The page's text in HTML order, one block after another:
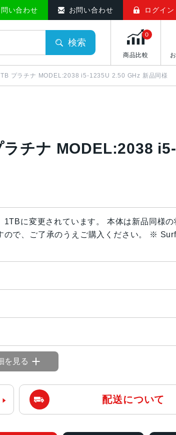
ット
い合わせ お問い合わせ ログイン
検索
商品比較
0
プラチナ MODEL:2038 i5-1235U 2.50 GHz 新品同様
チナ MODEL:2038
に変更されています。 本体は新品同様の
ので、ご了承のうえご購入ください。 ※
を見る
配送について